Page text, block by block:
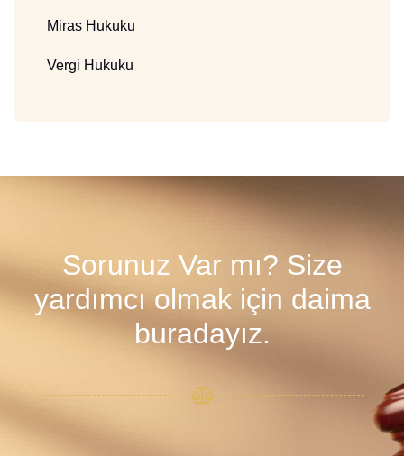
Miras Hukuku
Vergi Hukuku
Sorunuz Var mı? Size
yardımcı olmak için daima
buradayız.